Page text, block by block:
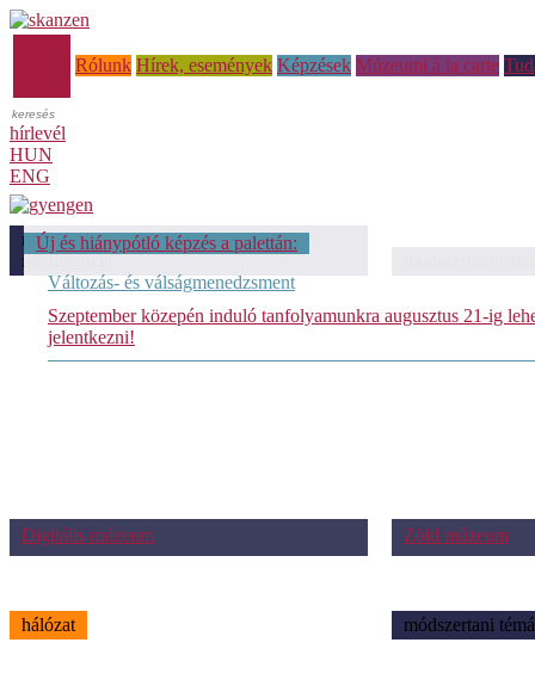
Rólunk Hírek, események Képzések Múzeumi à la carte
hírlevél
HUN
ENG
Új és hiánypótló képzés a palettán:
Változás- és válságmenedzsment
Szeptember közepén induló tanfolyamunkra augusztus 21-ig
jelentkezni!
módszertani témáink: Mesterséges
intelligencia
Digitális múzeum Zöld múzeum
hálózat módszertani